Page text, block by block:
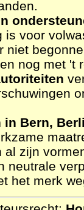
is voor
niet
nog met 't
in Bern,
al zijn
neutrale
het merk